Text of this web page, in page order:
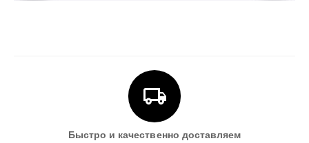
Быстро и качественно доставляем